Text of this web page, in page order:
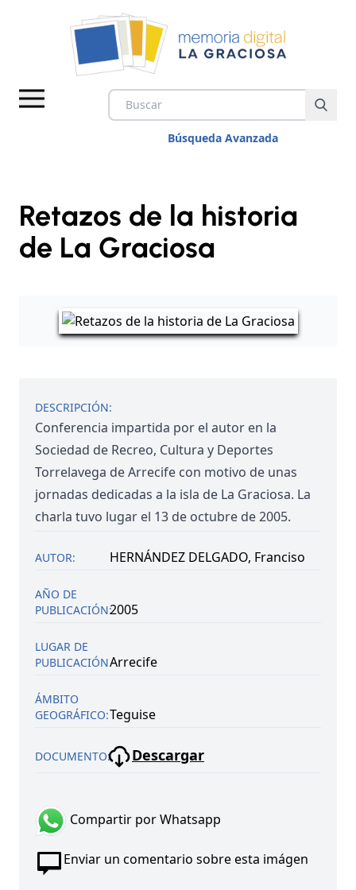
Búsqueda Avanzada
IMÁGENES
DOCUMENTOS
NOTICIAS
CONTACTAR
Retazos de la historia
de La Graciosa
DESCRIPCIÓN:
Conferencia impartida por el autor en la
Sociedad de Recreo, Cultura y Deportes
Torrelavega de Arrecife con motivo de unas
jornadas dedicadas a la isla de La Graciosa. La
charla tuvo lugar el 13 de octubre de 2005.
AUTOR: HERNÁNDEZ DELGADO, Franciso
AÑO DE
PUBLICACIÓN:2005
LUGAR DE
PUBLICACIÓNArrecife
ÁMBITO
GEOGRÁFICO:Teguise
DOCUMENTO: Descargar
Compartir por Whatsapp
Enviar un comentario sobre esta imágen